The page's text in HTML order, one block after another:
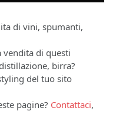
di vini, spumanti,
vendita di questi
birra?
del tuo sito
pagine? Contattaci,